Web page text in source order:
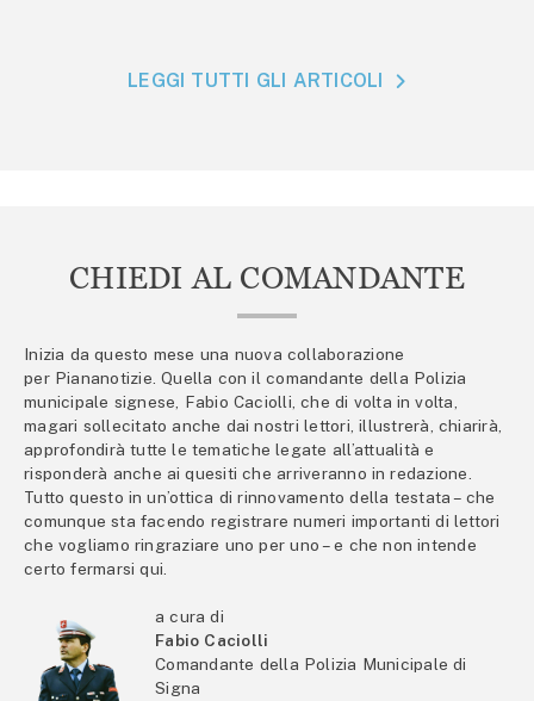
LEGGI TUTTI GLI ARTICOLI
CHIEDI AL COMANDANTE
Inizia da questo mese una nuova collaborazione
per Piananotizie. Quella con il comandante della Polizia
municipale signese, Fabio Caciolli, che di volta in volta,
magari sollecitato anche dai nostri lettori, illustrerà, chiarirà,
approfondirà tutte le tematiche legate all’attualità e
risponderà anche ai quesiti che arriveranno in redazione.
Tutto questo in un’ottica di rinnovamento della testata – che
comunque sta facendo registrare numeri importanti di lettori
che vogliamo ringraziare uno per uno – e che non intende
certo fermarsi qui.
a cura di
Fabio Caciolli
Comandante della Polizia Municipale di
Signa